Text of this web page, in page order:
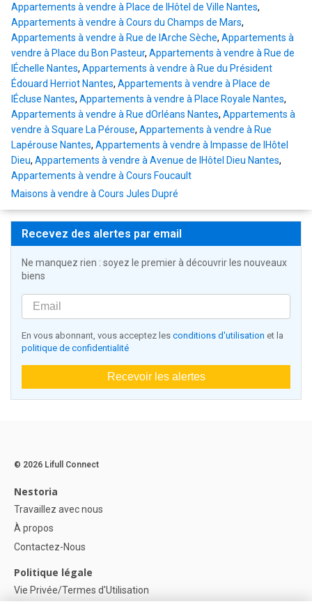
Appartements à vendre à Place de lHôtel de Ville Nantes,
Appartements à vendre à Cours du Champs de Mars,
Appartements à vendre à Rue de lArche Sèche, Appartements à
vendre à Place du Bon Pasteur, Appartements à vendre à Rue de
lÉchelle Nantes, Appartements à vendre à Rue du Président
Édouard Herriot Nantes, Appartements à vendre à Place de
lÉcluse Nantes, Appartements à vendre à Place Royale Nantes,
Appartements à vendre à Rue dOrléans Nantes, Appartements à
vendre à Square La Pérouse, Appartements à vendre à Rue
Lapérouse Nantes, Appartements à vendre à Impasse de lHôtel
Dieu, Appartements à vendre à Avenue de lHôtel Dieu Nantes,
Appartements à vendre à Cours Foucault
Maisons à vendre à Cours Jules Dupré
Recevez des alertes par email
Ne manquez rien : soyez le premier à découvrir les nouveaux
biens
En vous abonnant, vous acceptez les conditions d'utilisation et la
politique de confidentialité
Recevoir les alertes
© 2026 Lifull Connect
Nestoria
Travaillez avec nous
À propos
Contactez-Nous
Politique légale
Vie Privée/Termes d'Utilisation